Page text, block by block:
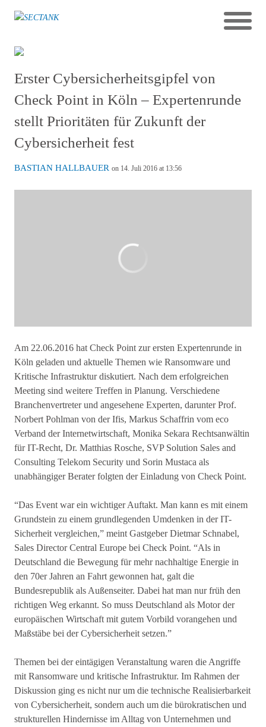
Erster Cybersicherheitsgipfel von
Check Point in Köln – Expertenrunde
stellt Prioritäten für Zukunft der
Cybersicherheit fest
BASTIAN HALLBAUER on 14. Juli 2016 at 13:56
Am 22.06.2016 hat Check Point zur ersten Expertenrunde in
Köln geladen und aktuelle Themen wie Ransomware und
Kritische Infrastruktur diskutiert. Nach dem erfolgreichen
Meeting sind weitere Treffen in Planung. Verschiedene
Branchenvertreter und angesehene Experten, darunter Prof.
Norbert Pohlman von der Ifis, Markus Schaffrin vom eco
Verband der Internetwirtschaft, Monika Sekara Rechtsanwältin
für IT-Recht, Dr. Matthias Rosche, SVP Solution Sales and
Consulting Telekom Security und Sorin Mustaca als
unabhängiger Berater folgten der Einladung von Check Point.
“Das Event war ein wichtiger Auftakt. Man kann es mit einem
Grundstein zu einem grundlegenden Umdenken in der IT-
Sicherheit vergleichen,” meint Gastgeber Dietmar Schnabel,
Sales Director Central Europe bei Check Point. “Als in
Deutschland die Bewegung für mehr nachhaltige Energie in
den 70er Jahren an Fahrt gewonnen hat, galt die
Bundesrepublik als Außenseiter. Dabei hat man nur früh den
richtigen Weg erkannt. So muss Deutschland als Motor der
europäischen Wirtschaft mit gutem Vorbild vorangehen und
Maßstäbe bei der Cybersicherheit setzen.”
Themen bei der eintägigen Veranstaltung waren die Angriffe
mit Ransomware und kritische Infrastruktur. Im Rahmen der
Diskussion ging es nicht nur um die technische Realisierbarkeit
von Cybersicherheit, sondern auch um die bürokratischen und
strukturellen Hindernisse im Alltag von Unternehmen und